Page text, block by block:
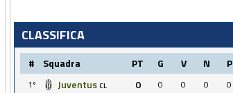
CLASSIFICA
# Squadra PT G V N P
1º Juventus CL 0 0 0 0
0